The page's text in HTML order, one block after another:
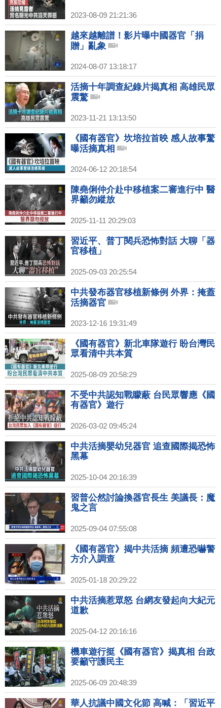
2023-08-09 21:21:36
越來越離譜！影片曝中國器官「捐
贈」亂象
2024-08-07 13:18:17
活摘十年調查紀錄片揭真相 高雄民眾
震驚
2023-11-21 13:13:50
《國有器官》坎培拉首映 感人故事驚
曝活摘真相
2024-06-12 20:18:54
陳堯俐仲介赴中移植案二審進行中 醫
界籲勿縱放
2025-11-11 20:29:03
習近平、普丁閱兵恐怖對話 大聊「器
官移植」
2025-09-03 20:25:54
中共發布器官移植新條例 外界：掩蓋
活摘器官
2023-12-16 19:31:49
《國有器官》新北車隊遊行 盼台灣民
眾看清中共本質
2025-08-09 20:58:29
不受中共認知戰矇蔽 台民眾響應《國
有器官》遊行
2026-03-02 09:45:24
中共活摘嬰幼兒器官 追查國際揭恐怖
黑幕
2025-10-04 20:16:39
習普公然討論換器官長生 美議長：魔
鬼之言
2025-09-04 07:55:08
《國有器官》揭中共活摘 頻遭恐嚇警
方介入調查
2025-01-18 20:29:22
中共活摘惹眾怒 台網友發起向大紀元
道歉
2025-04-12 20:16:16
機車遊行挺《國有器官》揭真相 台政
要籲守護民主
2025-06-09 20:48:39
華人抗議中國文化節 高喊：「習近平